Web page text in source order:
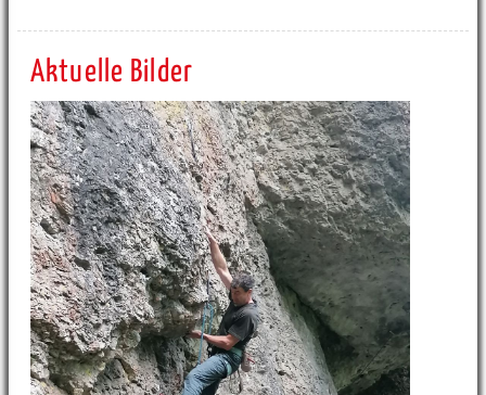
Aktuelle Bilder